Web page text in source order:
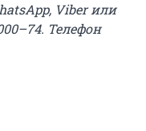
Viber или
Телефон